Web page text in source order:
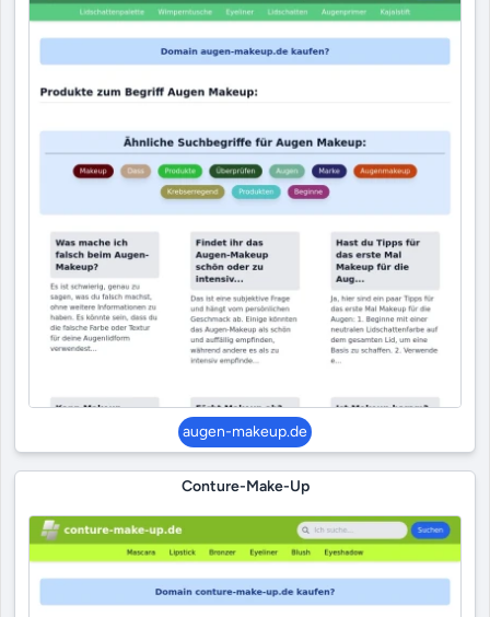
augen-makeup.de
Conture-Make-Up